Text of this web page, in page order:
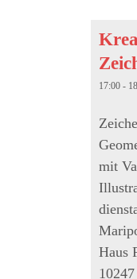
17:00 -
mit
Haus